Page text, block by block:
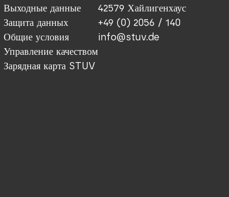
Выходные данные
Защита данных
Общие условия
Управление качеством
Зарядная карта STUV
42579 Хайлигенхаус
+49 (0) 2056 / 140
info@stuv.de